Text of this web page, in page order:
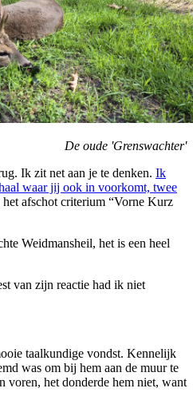
De oude 'Grenswachter'
Ik zit net aan je te denken. Ik
waar jij ook in voorkomt, twee
afschot criterium “Vorne Kurz
Weidmansheil, het is een heel
van zijn reactie had ik niet
taalkundige vondst. Kennelijk
was om bij hem aan de muur te
voren, het donderde hem niet, want